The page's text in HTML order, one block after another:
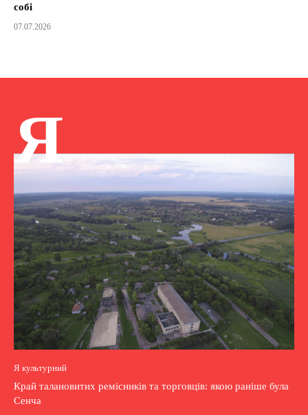
собі
07.07.2026
Я
Я культурний
Край талановитих ремісників та торговців: якою раніше була
Сенча